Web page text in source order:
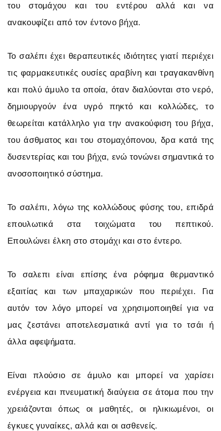
του στομάχου και του εντέρου αλλά και να
ανακουφίζει από τον έντονο βήχα.
Το σαλέπι έχει θεραπευτικές ιδιότητες γιατί περιέχει
τις φαρμακευτικές ουσίες αραβίνη και τραγακανθίνη
και πολύ άμυλο τα οποία, όταν διαλύονται στο νερό,
δημιουργούν ένα υγρό πηκτό και κολλώδες, το
θεωρείται κατάλληλο για την ανακούφιση του βήχα,
του άσθματος και του στομαχόπονου, δρα κατά της
δυσεντερίας και του βήχα, ενώ τονώνει σημαντικά το
ανοσοποιητικό σύστημα.
Το σαλέπι, λόγω της κολλώδους φύσης του, επιδρά
επουλωτικά στα τοιχώματα του πεπτικού.
Επουλώνει έλκη στο στομάχι και στο έντερο.
Το σαλεπι είναι επίσης ένα ρόφημα θερμαντικό
εξαιτίας και των μπαχαρικών που περιέχει. Για
αυτόν τον λόγο μπορεί να χρησιμοποιηθεί για να
μας ζεστάνει αποτελεσματικά αντί για το τσάι ή
άλλα αφεψήματα.
Είναι πλούσιο σε άμυλο και μπορεί να χαρίσει
ενέργεια και πνευματική διαύγεια σε άτομα που την
χρειάζονται όπως οι μαθητές, οι ηλικιωμένοι, οι
έγκυες γυναίκες, αλλά και οι ασθενείς.